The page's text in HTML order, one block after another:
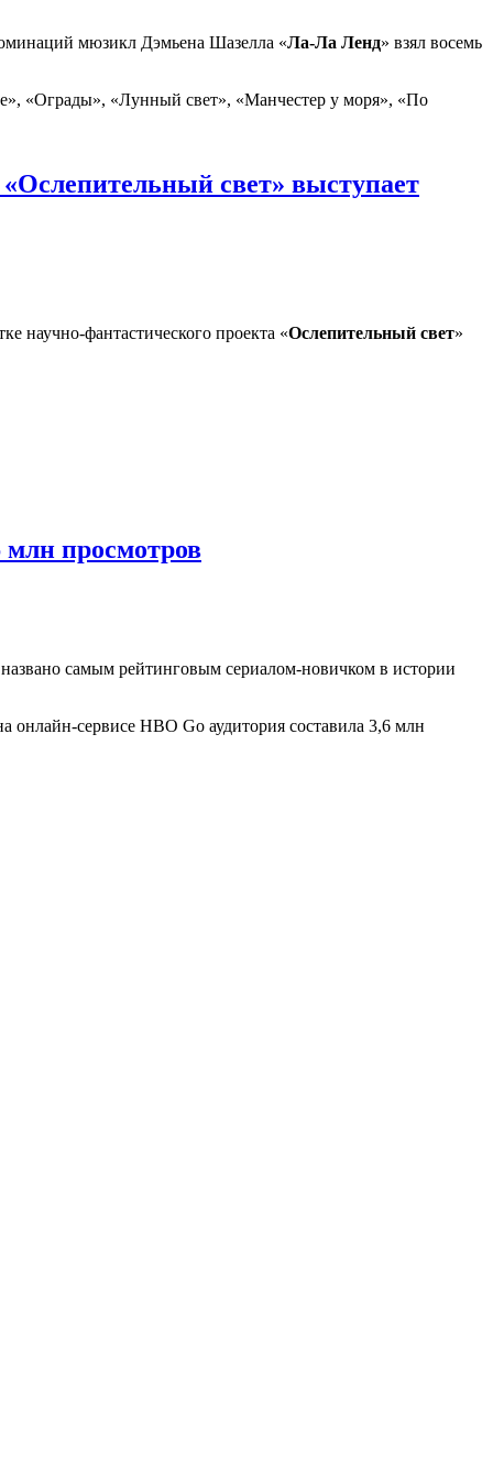
мюзикл Дэмьена Шазелла «Ла-Ла Ленд» взял восемь
«Ограды», «Лунный свет», «Манчестер у моря», «По
свет» выступает
научно-фантастического проекта «Ослепительный свет»
млн просмотров
самым рейтинговым сериалом-новичком в истории
онлайн-сервисе HBO Go аудитория составила 3,6 млн